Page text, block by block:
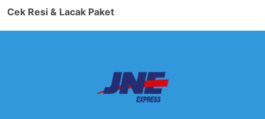
Cek Resi & Lacak Paket